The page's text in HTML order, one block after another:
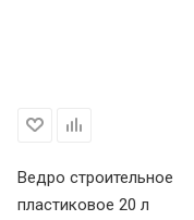
Ведро строительное
пластиковое 20 л